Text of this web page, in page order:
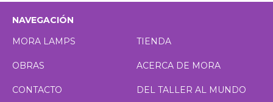
NAVEGACIÓN
MORA LAMPS
TIENDA
OBRAS ACERCA DE MORA
CONTACTO DEL TALLER AL MUNDO